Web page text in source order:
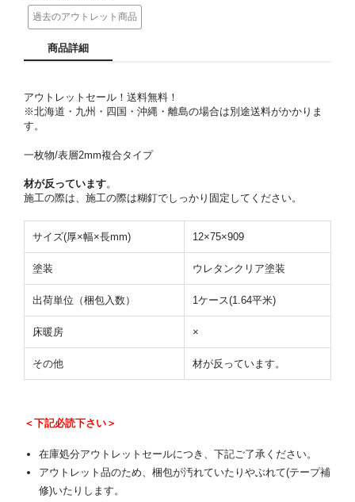
過去のアウトレット商品
商品詳細
アウトレットセール！送料無料！
※北海道・九州・四国・沖縄・離島の場合は別途送料がかかりま
す。
一枚物/表層2mm複合タイプ
材が反っています。
施工の際は、施工の際は糊釘でしっかり固定してください。
サイズ(厚×幅×長mm) 12×75×909
塗装 ウレタンクリア塗装
出荷単位（梱包入数） 1ケース(1.64平米)
床暖房 ×
その他 材が反っています。
＜下記必読下さい＞
在庫処分アウトレットセールにつき、下記ご了承ください。
アウトレット品のため、梱包が汚れていたりやぶれて(テープ補
修)いたりします。